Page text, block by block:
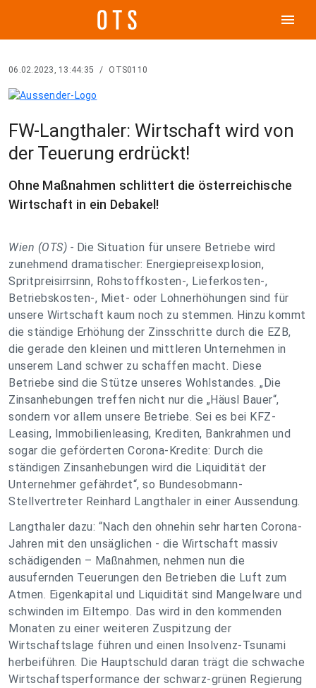
menu
06.02.2023, 13:44:35 / OTS0110
FW-Langthaler: Wirtschaft wird von
der Teuerung erdrückt!
Ohne Maßnahmen schlittert die österreichische
Wirtschaft in ein Debakel!
Wien (OTS) - Die Situation für unsere Betriebe wird
zunehmend dramatischer: Energiepreisexplosion,
Spritpreisirrsinn, Rohstoffkosten-, Lieferkosten-,
Betriebskosten-, Miet- oder Lohnerhöhungen sind für
unsere Wirtschaft kaum noch zu stemmen. Hinzu kommt
die ständige Erhöhung der Zinsschritte durch die EZB,
die gerade den kleinen und mittleren Unternehmen in
unserem Land schwer zu schaffen macht. Diese
Betriebe sind die Stütze unseres Wohlstandes. „Die
Zinsanhebungen treffen nicht nur die „Häusl Bauer“,
sondern vor allem unsere Betriebe. Sei es bei KFZ-
Leasing, Immobilienleasing, Krediten, Bankrahmen und
sogar die geförderten Corona-Kredite: Durch die
ständigen Zinsanhebungen wird die Liquidität der
Unternehmer gefährdet“, so Bundesobmann-
Stellvertreter Reinhard Langthaler in einer Aussendung.
Langthaler dazu: “Nach den ohnehin sehr harten Corona-
Jahren mit den unsäglichen - die Wirtschaft massiv
schädigenden – Maßnahmen, nehmen nun die
ausufernden Teuerungen den Betrieben die Luft zum
Atmen. Eigenkapital und Liquidität sind Mangelware und
schwinden im Eiltempo. Das wird in den kommenden
Monaten zu einer weiteren Zuspitzung der
Wirtschaftslage führen und einen Insolvenz-Tsunami
herbeiführen. Die Hauptschuld daran trägt die schwache
Wirtschaftsperformance der schwarz-grünen Regierung